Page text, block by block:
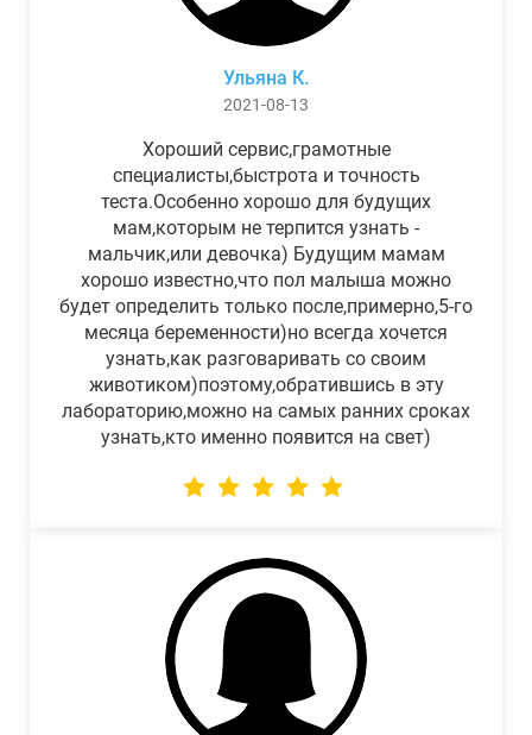
Ульяна К.
2021-08-13
Хороший сервис,грамотные
специалисты,быстрота и точность
теста.Особенно хорошо для будущих
мам,которым не терпится узнать -
мальчик,или девочка) Будущим мамам
хорошо известно,что пол малыша можно
будет определить только после,примерно,5-го
месяца беременности)но всегда хочется
узнать,как разговаривать со своим
животиком)поэтому,обратившись в эту
лабораторию,можно на самых ранних сроках
узнать,кто именно появится на свет)